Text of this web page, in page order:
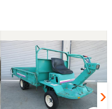
メールのやり取りして納得
ました。又、配送の人も丁
説明してくれてすごくよか
でした。